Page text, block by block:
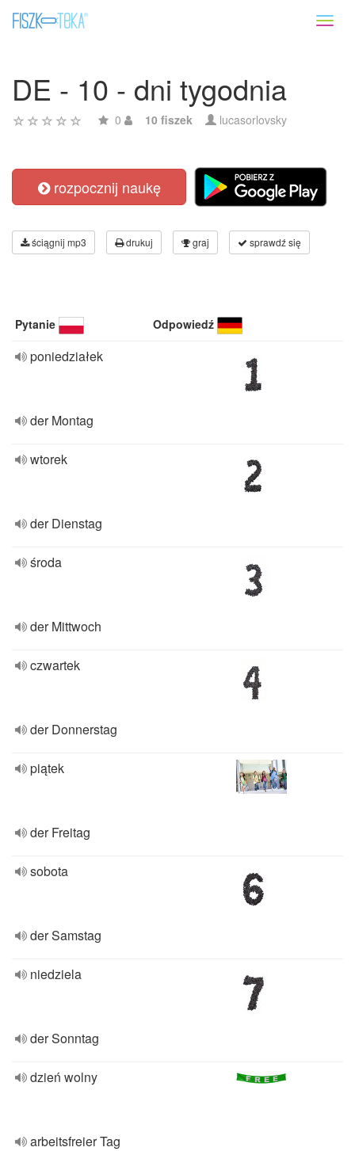
DE - 10 - dni tygodnia
0 10 fiszek lucasorlovsky
rozpocznij naukę
ściągnij mp3 drukuj graj sprawdź się
Pytanie Odpowiedź
poniedziałek
der Montag
wtorek
der Dienstag
środa
der Mittwoch
czwartek
der Donnerstag
piątek
der Freitag
sobota
der Samstag
niedziela
der Sonntag
dzień wolny
arbeitsfreier Tag